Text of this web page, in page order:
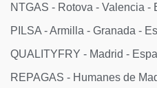
NTGAS - Rotova - Valencia -
PILSA - Armilla - Granada -
QUALITYFRY - Madrid -
REPAGAS - Humanes de